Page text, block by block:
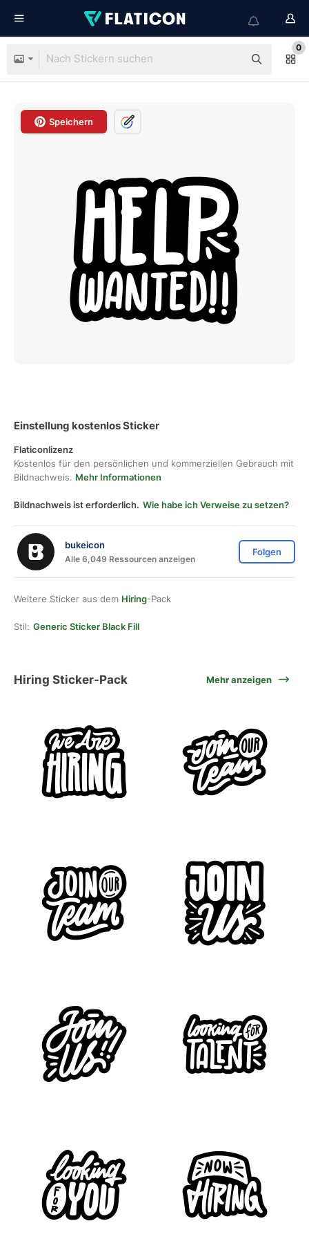
0
Speichern
Einstellung kostenlos Sticker
Flaticonlizenz
Kostenlos für den persönlichen und kommerziellen Gebrauch mit
Bildnachweis. Mehr Informationen
Bildnachweis ist erforderlich. Wie habe ich Verweise zu setzen?
bukeicon
Alle 6,049 Ressourcen anzeigen
Folgen
Weitere Sticker aus dem Hiring-Pack
Stil: Generic Sticker Black Fill
Hiring Sticker-Pack Mehr anzeigen